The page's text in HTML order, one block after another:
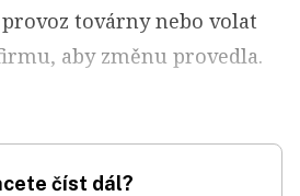
továrny nebo volat
aby změnu provedla.
číst dál?